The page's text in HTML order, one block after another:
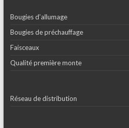
Bougies d’allumage
Bougies de préchauffage
Faisceaux
Qualité première monte
Réseau de distribution